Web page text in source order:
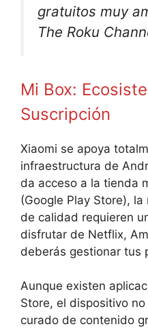
gratuitos muy
The Roku
Mi Box:
Suscripción
Xiaomi se apoya
infraestructura de
da acceso a la tienda
(Google Play Store),
de calidad requieren
disfrutar de Netflix,
deberás gestionar tus
Aunque existen
Store, el dispositivo
curado de contenido